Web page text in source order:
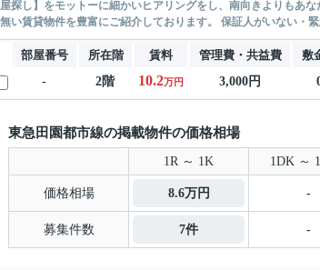
屋探し】をモットーに細かいヒアリングをし、南向きよりもあなた向きのお部屋をご提案いた
無い賃貸物件を豊富にご紹介
部屋番号 所在階 賃料 管理費・共益費 敷
-
2階 10.2万円 3,000円
東急田園都市線の掲載物件の価格相場
1R ～ 1K 1DK ～
価格相場 8.6万円 -
募集件数 7件 -